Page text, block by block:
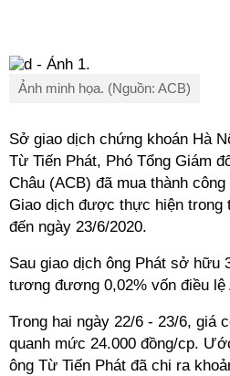
Ảnh minh họa. (Nguồn: ACB)
Sở giao dịch chứng khoán Hà
Từ Tiến Phát, Phó Tổng Giám
Châu (ACB) đã mua thành
Giao dịch được thực hiện trong
đến ngày 23/6/2020.
Sau giao dịch ông Phát sở hữu
tương đương 0,02% vốn điều lệ
Trong hai ngày 22/6 - 23/6, giá
quanh mức 24.000 đồng/cp.
ông Từ Tiến Phát đã chi ra